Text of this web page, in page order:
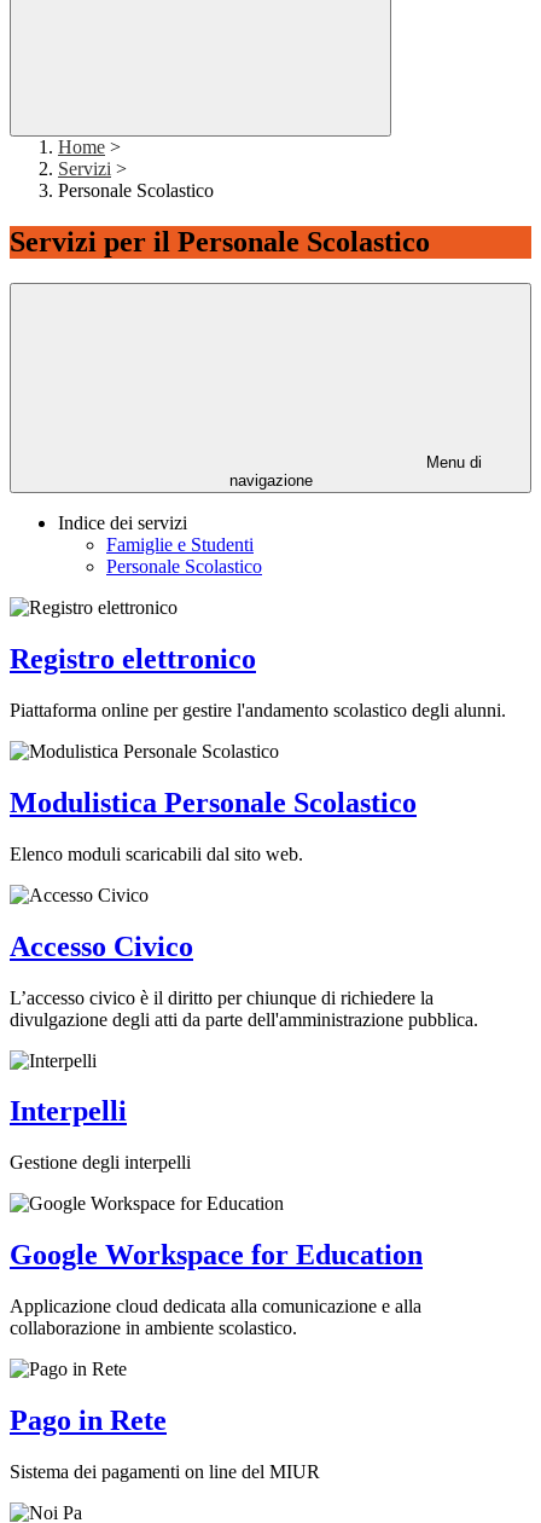
Home >
Servizi >
Personale Scolastico
Servizi per il Personale Scolastico
Menu di
navigazione
Indice dei servizi
Famiglie e Studenti
Personale Scolastico
Registro elettronico
Piattaforma online per gestire l'andamento scolastico degli alunni.
Modulistica Personale Scolastico
Elenco moduli scaricabili dal sito web.
Accesso Civico
L’accesso civico è il diritto per chiunque di richiedere la
divulgazione degli atti da parte dell'amministrazione pubblica.
Interpelli
Gestione degli interpelli
Google Workspace for Education
Applicazione cloud dedicata alla comunicazione e alla
collaborazione in ambiente scolastico.
Pago in Rete
Sistema dei pagamenti on line del MIUR